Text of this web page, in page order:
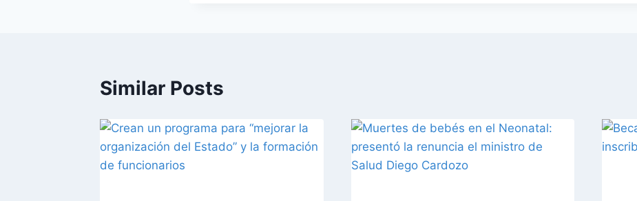
Similar Posts